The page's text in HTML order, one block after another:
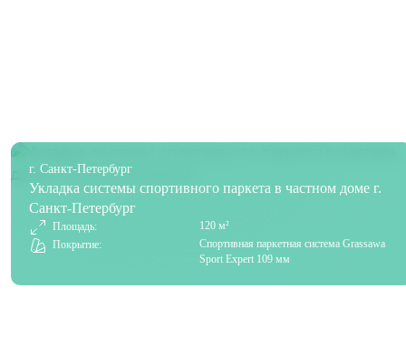
г. Санкт-Петербург
Укладка системы спортивного паркета в частном доме г.
Санкт-Петербург
Площадь:
120 м²
Покрытие:
Спортивная паркетная система Grassawa
Sport Expert 109 мм